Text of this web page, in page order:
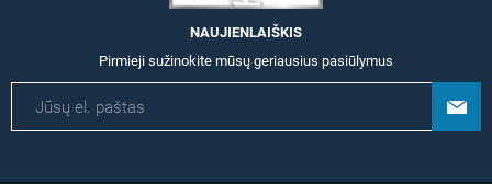
NAUJIENLAIŠKIS
Pirmieji sužinokite mūsų geriausius pasiūlymus